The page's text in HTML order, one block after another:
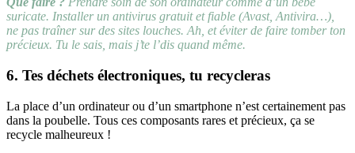
suricate. Installer un antivirus gratuit et fiable (Avast, Antivira…),
ne pas traîner sur des sites louches. Ah, et éviter de faire tomber ton
précieux. Tu le sais, mais j’te l’dis quand même.
6. Tes déchets électroniques, tu recycleras
La place d’un ordinateur ou d’un smartphone n’est certainement pas
dans la poubelle. Tous ces composants rares et précieux, ça se
recycle malheureux !